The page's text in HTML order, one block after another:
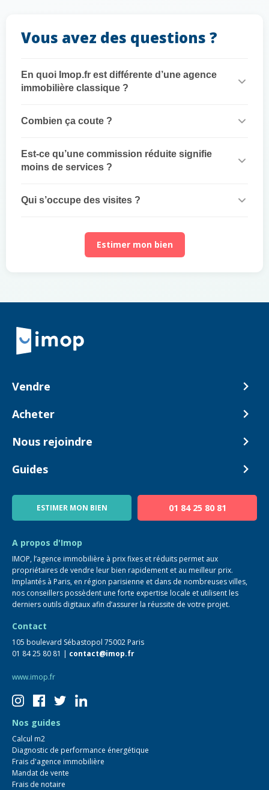
Vous avez des questions ?
En quoi Imop.fr est différente d’une agence
immobilière classique ?
Combien ça coute ?
Est-ce qu’une commission réduite signifie
moins de services ?
Qui s’occupe des visites ?
Estimer mon bien
Retour à la navigation principale
Vendre
Comment ça marche ?
Acheter
Biens en vente
Nous rejoindre
Devenir Conseiller
Guides
Blog
ESTIMER MON BIEN 01 84 25 80 81
A propos d'Imop
IMOP, l’agence immobilière à prix fixes et réduits permet aux
propriétaires de vendre leur bien rapidement et au meilleur prix.
Implantés à Paris, en région parisienne et dans de nombreuses villes,
nos conseillers possèdent une forte expertise locale et utilisent les
derniers outils digitaux afin d’assurer la réussite de votre projet.
Contact
105 boulevard Sébastopol 75002 Paris
01 84 25 80 81 | contact@imop.fr
www.imop.fr
Nos guides
Calcul m2
Diagnostic de performance énergétique
Frais d'agence immobilière
Mandat de vente
Frais de notaire